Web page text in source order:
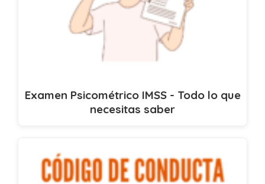
Examen Psicométrico IMSS - Todo lo que
necesitas saber